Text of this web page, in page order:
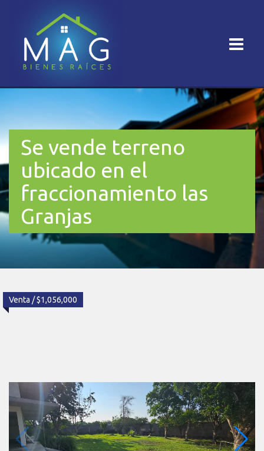
Se vende terreno
ubicado en el
fraccionamiento las
Granjas
Venta / $1,056,000